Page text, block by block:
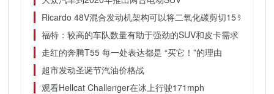
Ricardo 48V混合发动机架构可以将二氧化碳剪切15％
福特：较高的车队数量有助于强劲的SUV和皮卡需求
走红的奔腾T55 每一处表达都是 “买它！”的理由
超市发动圣诞节汽油价格战
观看Hellcat Challenger在冰上行驶171mph